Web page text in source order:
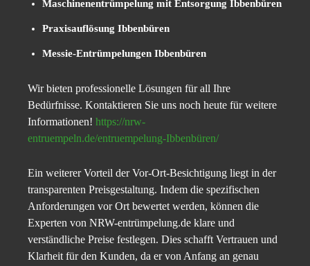
Maschinenentrümpelung mit Entsorgung Ibbenbüren
Praxisauflösung Ibbenbüren
Messie-Entrümpelungen Ibbenbüren
Wir bieten professionelle Lösungen für all Ihre
Bedürfnisse. Kontaktieren Sie uns noch heute für weitere
Informationen! https://nrw-
entruempeln.de/entruempelung-Ibbenbüren/
Ein weiterer Vorteil der Vor-Ort-Besichtigung liegt in der
transparenten Preisgestaltung. Indem die spezifischen
Anforderungen vor Ort bewertet werden, können die
Experten von NRW-entrümpelung.de klare und
verständliche Preise festlegen. Dies schafft Vertrauen und
Klarheit für den Kunden, da er von Anfang an genau